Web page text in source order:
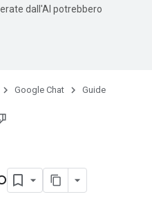
dall'AI potrebbero
Google Chat Guide